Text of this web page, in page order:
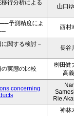
行分析による
山口
予測精度によ
西村
関する検討－
長谷
実態の比較
栁田健
高
concerning
Rie
神林